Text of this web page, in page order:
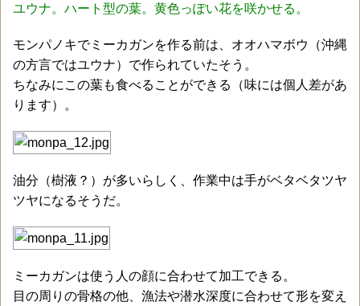
ユウナ。ハート型の葉。黄色っぽい花を咲かせる。
モンパノキでミーカガンを作る前は、オオハマボウ（沖縄
の方言ではユウナ）で作られていたそう。
ちなみにこの葉も食べることができる（味には個人差があ
ります）。
油分（樹液？）が多いらしく、作業中は手がベタベタツヤ
ツヤになるそうだ。
ミーカガンは使う人の顔に合わせて加工できる。
目の周りの骨格の他、漁法や潜水深度に合わせて形を変え